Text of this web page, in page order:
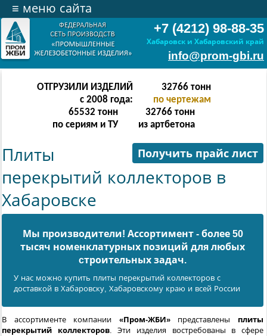
+7 (4212) 98-88-35
Хабаровск и Хабаровский край
info@prom-gbi.ru
≡ меню сайта
ОТГРУЗИЛИ ИЗДЕЛИЙ
с 2008 года:
65534тонн
по чертежам
131068 тонн
по сериям и ТУ
65534 тонн
из артбетона
Получить прайс лист
Плиты
перекрытий коллекторов в
Хабаровске
Мы производители! Ассортимент - более 50
тысяч номенклатурных позиций для любых
cтроительных задач.
У нас можно купить плиты перекрытий коллекторов с
доставкой в Хабаровску, Хабаровскому краю и всей России
В ассортименте компании «Пром-ЖБИ»представлены плиты
перекрытий коллекторов. Эти изделия востребованы в сфере